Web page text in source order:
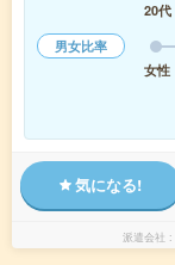
20代
男女比率
女性
気になる!
派遣会社